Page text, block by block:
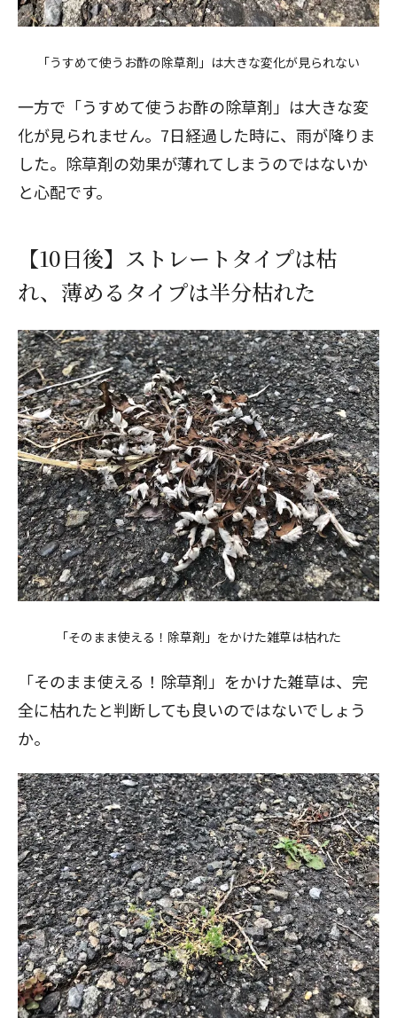
「うすめて使うお酢の除草剤」は大きな変化が見られない
一方で「うすめて使うお酢の除草剤」は大きな変
化が見られません。7日経過した時に、雨が降りま
した。除草剤の効果が薄れてしまうのではないか
と心配です。
【10日後】ストレートタイプは枯
れ、薄めるタイプは半分枯れた
「そのまま使える！除草剤」をかけた雑草は枯れた
「そのまま使える！除草剤」をかけた雑草は、完
全に枯れたと判断しても良いのではないでしょう
か。